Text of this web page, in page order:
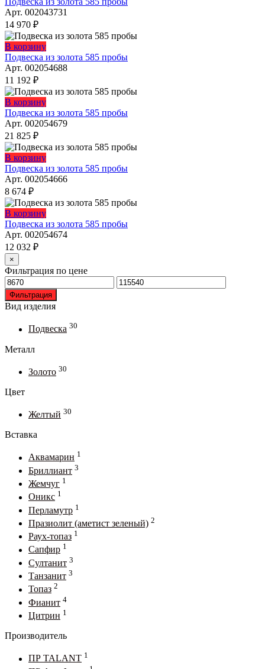
Арт. 002043731
14 970 ₽
В корзину
Подвеска из золота 585 пробы
Арт. 002054688
11 192 ₽
В корзину
Подвеска из золота 585 пробы
Арт. 002054679
21 825 ₽
В корзину
Подвеска из золота 585 пробы
Арт. 002054666
8 674 ₽
В корзину
Подвеска из золота 585 пробы
Арт. 002054674
12 032 ₽
×
Фильтрация по цене
Минимальная
цена
Максимальная
цена
Фильтрация
Вид изделия
Подвеска 30
Металл
Золото 30
Цвет
Желтый 30
Вставка
Аквамарин 1
Бриллиант 3
Жемчуг 1
Оникс 1
Перламутр 1
Празиолит (аметист зеленый) 2
Раух-топаз 1
Сапфир 1
Султанит 3
Танзанит 3
Топаз 2
Фианит 4
Цитрин 1
Производитель
ПР TALANT 1